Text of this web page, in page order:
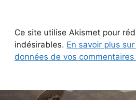
Ce site utilise Akismet pour
indésirables. En savoir plus
données de vos